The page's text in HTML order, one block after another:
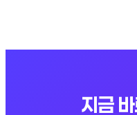
지금